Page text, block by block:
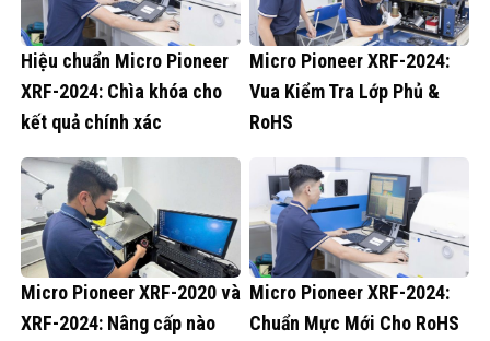
Hiệu chuẩn Micro Pioneer
XRF-2024: Chìa khóa cho
kết quả chính xác
Micro Pioneer XRF-2024:
Vua Kiểm Tra Lớp Phủ &
RoHS
Micro Pioneer XRF-2020 và
XRF-2024: Nâng cấp nào
Micro Pioneer XRF-2024:
Chuẩn Mực Mới Cho RoHS